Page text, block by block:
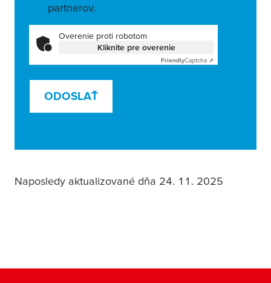
partnerov.
Overenie proti robotom
Kliknite pre overenie
FriendlyCaptcha ⇗
ODOSLAŤ
Naposledy aktualizované dňa 24. 11. 2025